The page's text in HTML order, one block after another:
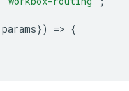
params}) => {